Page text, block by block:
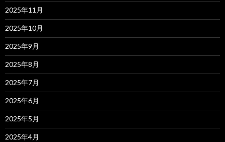
2025年11月
2025年10月
2025年9月
2025年8月
2025年7月
2025年6月
2025年5月
2025年4月